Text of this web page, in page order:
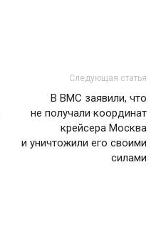
Следующая статья
В ВМС заявили, что
не получали координат
крейсера Москва
и уничтожили его своими
силами